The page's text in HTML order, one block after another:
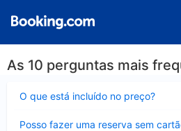
As 10 perguntas mais
O que está incluído no preço?
Posso fazer uma reserva sem